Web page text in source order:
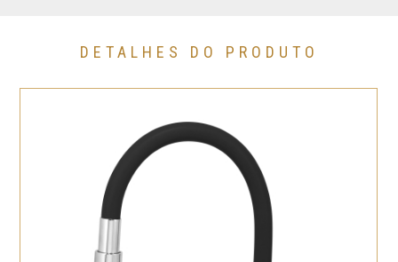
DETALHES DO PRODUTO